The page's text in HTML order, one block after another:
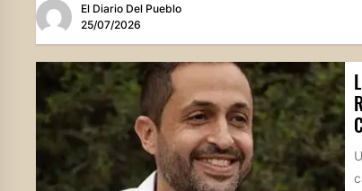
El Diario Del Pueblo
25/07/2026